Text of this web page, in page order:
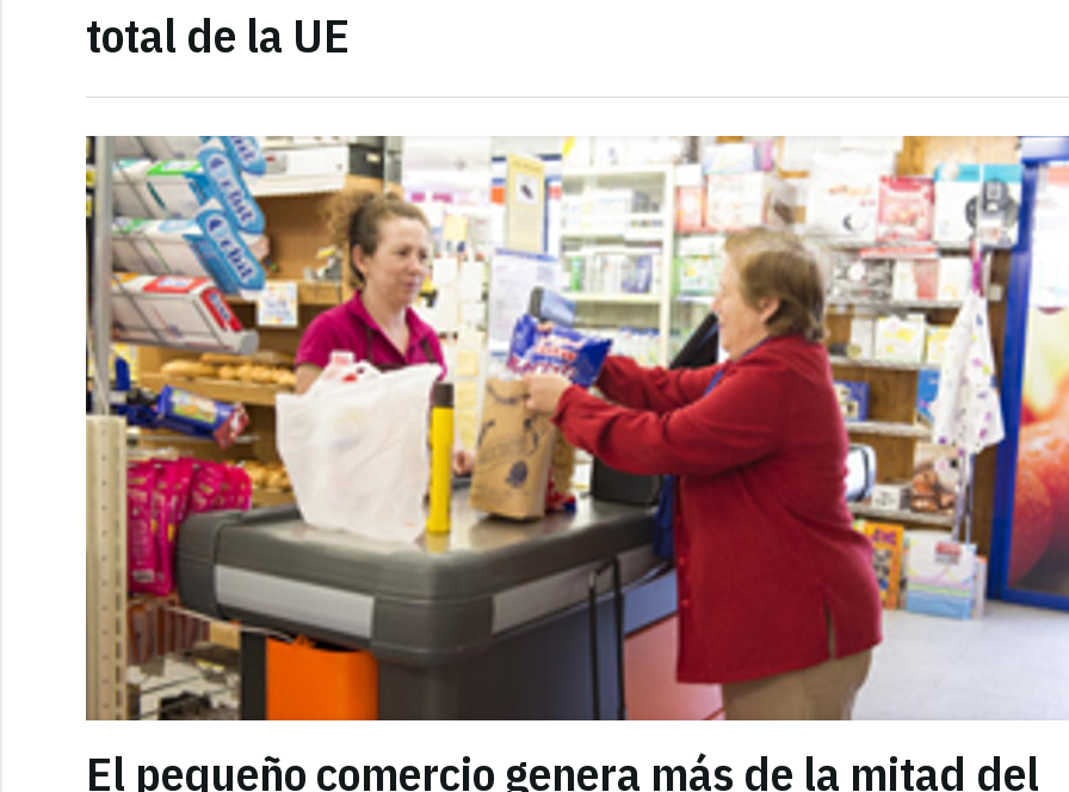
total de la UE
El pequeño comercio genera más de la mitad del